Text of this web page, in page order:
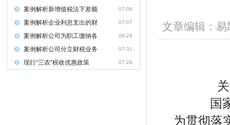
案例解析新增值税法下差额 07-09
案例解析企业利息支出的财 07-07
案例解析公司为职工缴纳各 06-29
案例解析公司分立财税业务 07-31
现行“三农”税收优惠政策 07-28
文章编辑
国
为贯彻落